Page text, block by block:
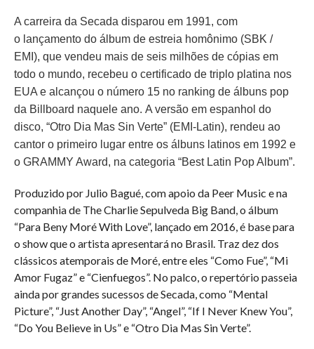
A carreira da Secada disparou em 1991, com
o lançamento do álbum de estreia homônimo (SBK /
EMI), que vendeu mais de seis milhões de cópias em
todo o mundo, recebeu o certificado de triplo platina nos
EUA e alcançou o número 15 no ranking de álbuns pop
da Billboard naquele ano. A versão em espanhol do
disco, “Otro Dia Mas Sin Verte” (EMI-Latin), rendeu ao
cantor o primeiro lugar entre os álbuns latinos em 1992 e
o GRAMMY Award, na categoria “Best Latin Pop Album”.
Produzido por Julio Bagué, com apoio da Peer Music e na
companhia de The Charlie Sepulveda Big Band, o álbum
“Para Beny Moré With Love”, lançado em 2016, é base para
o show que o artista apresentará no Brasil. Traz dez dos
clássicos atemporais de Moré, entre eles “Como Fue”, “Mi
Amor Fugaz” e “Cienfuegos”. No palco, o repertório passeia
ainda por grandes sucessos de Secada, como “Mental
Picture”, “Just Another Day”, “Angel”, “If I Never Knew You”,
“Do You Believe in Us” e “Otro Dia Mas Sin Verte”.